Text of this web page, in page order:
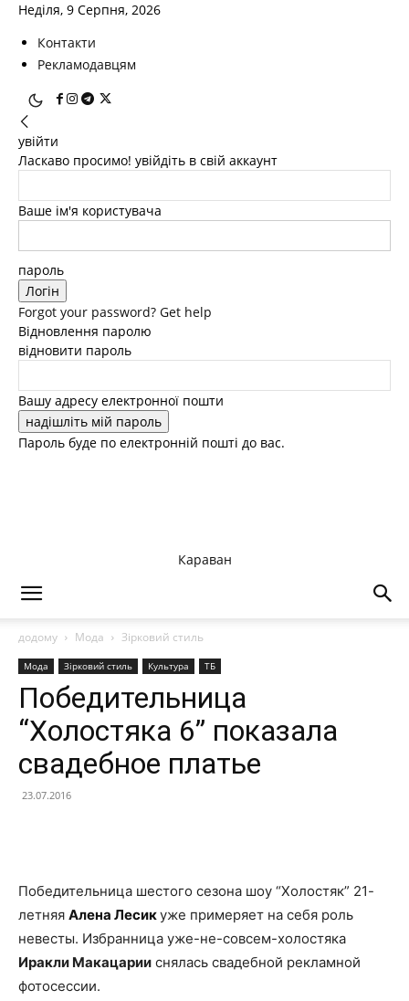
Неділя, 9 Серпня, 2026
Контакти
Рекламодавцям
увійти
Ласкаво просимо! увійдіть в свій аккаунт
Ваше ім'я користувача
пароль
Forgot your password? Get help
Відновлення паролю
відновити пароль
Вашу адресу електронної пошти
Пароль буде по електронній пошті до вас.
Караван
додому Мода Зірковий стиль
Мода Зірковий стиль Культура ТБ
Победительница
“Холостяка 6” показала
свадебное платье
23.07.2016
Победительница шестого сезона шоу “Холостяк” 21-
летняя Алена Лесикуже примеряет на себя роль
невесты. Избранница уже-не-совсем-холостяка
Иракли Макацарии снялась свадебной рекламной
фотосессии.